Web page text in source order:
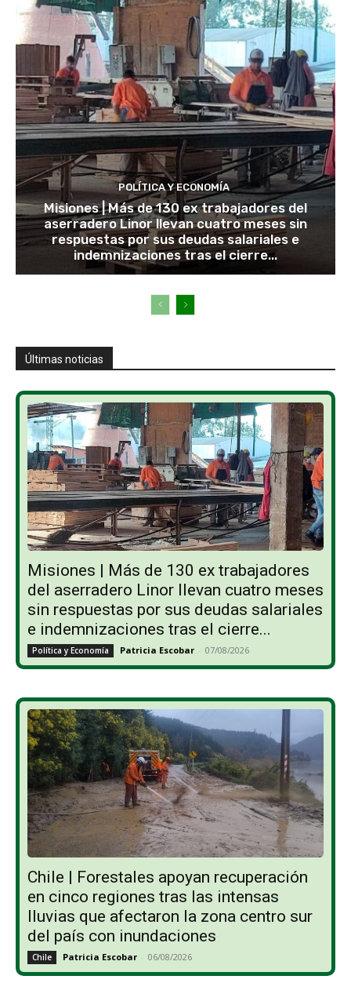
POLÍTICA Y ECONOMÍA
Misiones | Más de 130 ex trabajadores del
aserradero Linor llevan cuatro meses sin
respuestas por sus deudas salariales e
indemnizaciones tras el cierre...
Últimas noticias
Misiones | Más de 130 ex trabajadores
del aserradero Linor llevan cuatro meses
sin respuestas por sus deudas salariales
e indemnizaciones tras el cierre...
Política y Economía Patricia Escobar - 07/08/2026
Chile | Forestales apoyan recuperación
en cinco regiones tras las intensas
lluvias que afectaron la zona centro sur
del país con inundaciones
Chile Patricia Escobar - 06/08/2026